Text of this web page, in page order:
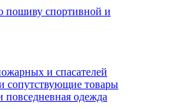
и спасателей
сопутствующие товары
повседневная одежда